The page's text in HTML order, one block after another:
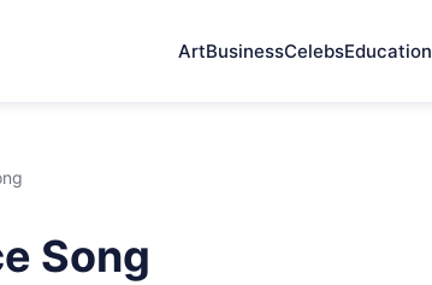
ArtBusinessCelebsEducation
Song